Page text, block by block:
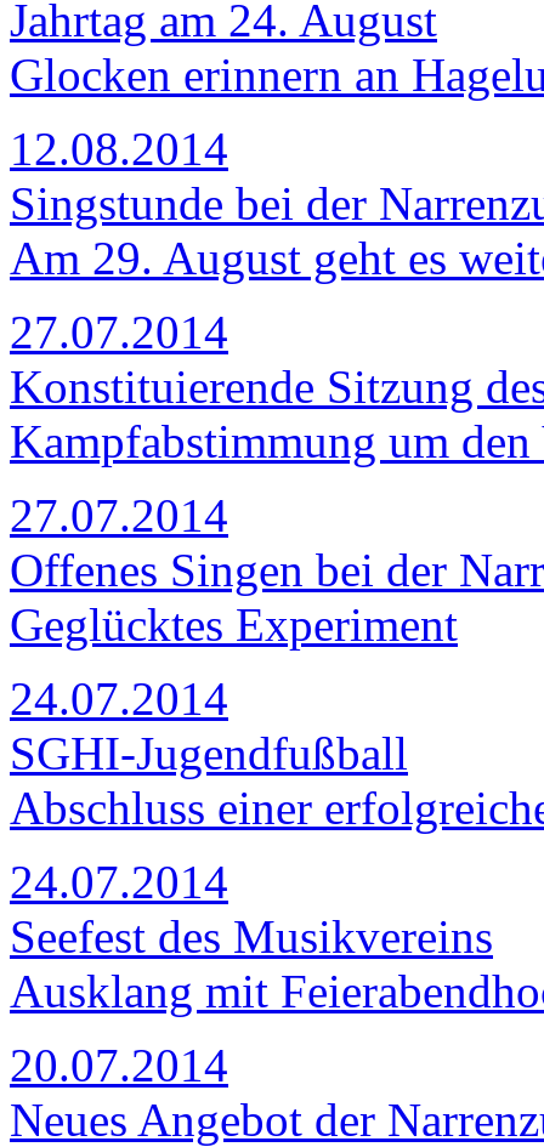
Jahrtag am 24. August
Glocken erinnern an
12.08.2014
Singstunde bei der
Am 29. August geht es
27.07.2014
Konstituierende Sitzung
Kampfabstimmung um den
27.07.2014
Offenes Singen bei der
Geglücktes Experiment
24.07.2014
SGHI-Jugendfußball
Abschluss einer
24.07.2014
Seefest des Musikvereins
Ausklang mit
20.07.2014
Neues Angebot der